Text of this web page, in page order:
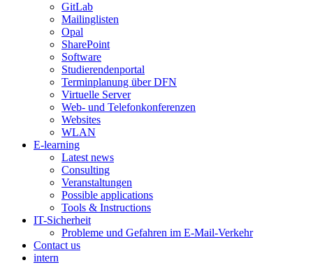
GitLab
Mailinglisten
Opal
SharePoint
Software
Studierendenportal
Terminplanung über DFN
Virtuelle Server
Web- und Telefonkonferenzen
Websites
WLAN
E-learning
Latest news
Consulting
Veranstaltungen
Possible applications
Tools & Instructions
IT-Sicherheit
Probleme und Gefahren im E-Mail-Verkehr
Contact us
intern